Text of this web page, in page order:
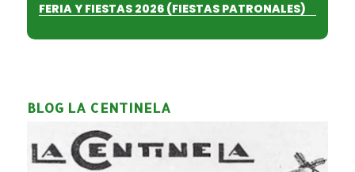
FERIA Y FIESTAS 2026 (FIESTAS PATRONALES)
BLOG LA CENTINELA